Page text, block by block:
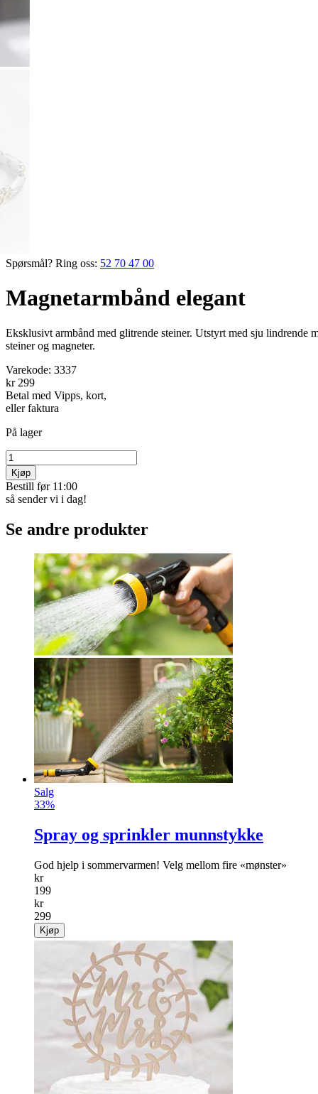
Spørsmål? Ring oss: 52 70 47 00
Magnetarmbånd elegant
Eksklusivt armbånd med glitrende steiner. Utstyrt med sju
steiner og magneter.
Varekode: 3337
kr 299
Betal med Vipps, kort,
eller faktura
På lager
Kjøp
Bestill før 11:00
så sender vi i dag!
Se andre produkter
Salg
33%
Spray og sprinkler munnstykke
God hjelp i sommer­varmen! Velg mellom fire «mønster»
kr
199
kr
299
Kjøp